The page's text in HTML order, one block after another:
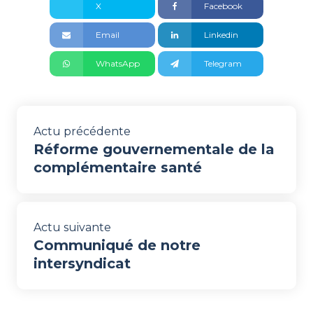
X Facebook
Email Linkedin
WhatsApp Telegram
Actu précédente
Réforme gouvernementale de la
complémentaire santé
Actu suivante
Communiqué de notre
intersyndicat